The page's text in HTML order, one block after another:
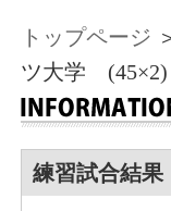
トップページ
ツ大学 (45×2)
練習試合結